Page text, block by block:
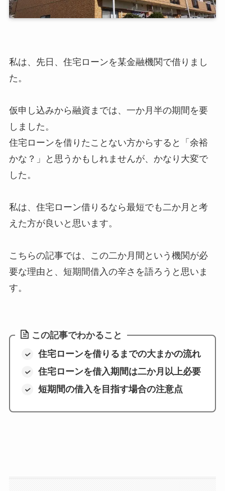
私は、先日、住宅ローンを某金融機関で借りまし
た。
仮申し込みから融資までは、一か月半の期間を要
しました。
住宅ローンを借りたことない方からすると「余裕
かな？」と思うかもしれませんが、かなり大変で
した。
私は、 住宅ローン借りるなら最短でも二か月と考
えた方が良いと思います。
こちらの記事では、この二か月間という機関が必
要な理由と、短期間借入の辛さを語ろうと思いま
す。
この記事でわかること
住宅ローンを借りるまでの大まかの流れ
住宅ローンを借入期間は二か月以上必要
短期間の借入を目指す場合の注意点